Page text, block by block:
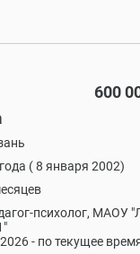
600
( 8 января 2002)
психолог, МАОУ
- по текущее